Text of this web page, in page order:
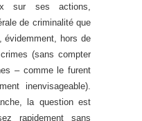
sur ses actions,
de criminalité que
évidemment, hors de
(sans compter
– comme le furent
inenvisageable).
la question est
rapidement sans